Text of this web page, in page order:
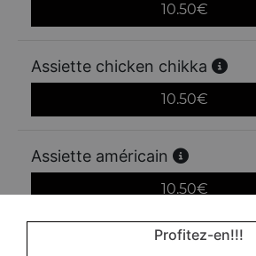
10.50€
Assiette chicken chikka
10.50€
Assiette américain
10.50€
Assiette cordon bleu
Profitez-en!!!